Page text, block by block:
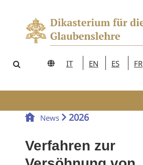
IT EN ES FR
News 2026
Verfahren zur